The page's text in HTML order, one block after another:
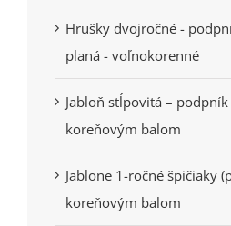
Hrušky dvojročné -
planá - voľnokorenné
Jabloň stĺpovitá –
koreňovým balom
Jablone 1-ročné špičiaky
koreňovým balom